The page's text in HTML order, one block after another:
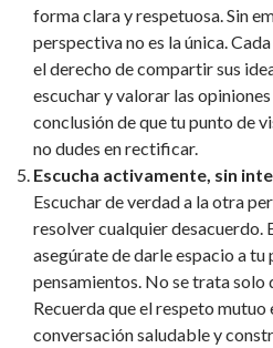
forma clara y respetuosa. Sin
perspectiva no es la única.
el derecho de compartir sus
escuchar y valorar las
conclusión de que tu punto de
no dudes en rectificar.
Escucha activamente, sin
Escuchar de verdad a la otra
resolver cualquier desacuerdo.
asegúrate de darle espacio a tu
pensamientos. No se trata solo
Recuerda que el respeto mutuo
conversación saludable y